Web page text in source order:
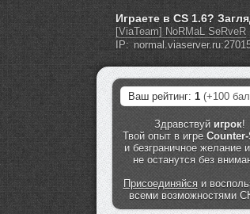
Играете в CS 1.6?
[ViaTeam] NoRMaL SeRveR
IP:
Ваш рейтинг: 1 (+100
Здравствуй игрок!
Твой опыт в игре
и безграничное желание
не останутся без
Присоединяйсяи
всеми возможностями